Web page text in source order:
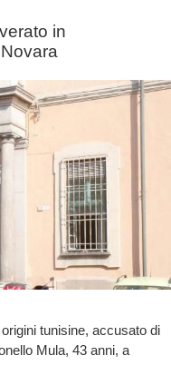
in
tunisine, accusato di
Mula, 43 anni, a